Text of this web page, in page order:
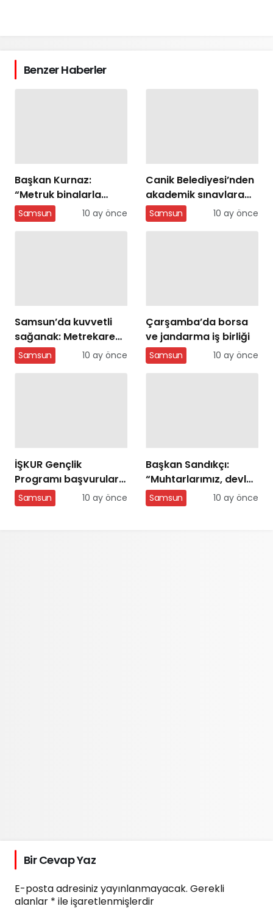
Benzer Haberler
Başkan Kurnaz:
“Metruk binalarla
mücadelemiz
sürecek”
Samsun 10 ay önce
Canik Belediyesi’nden
akademik sınavlara
ücretsiz eğitim
Samsun 10 ay önce
Samsun’da kuvvetli
sağanak: Metrekareye
41,3 kilo yağış düştü
Samsun 10 ay önce
Çarşamba’da borsa
ve jandarma iş birliği
Samsun 10 ay önce
İŞKUR Gençlik
Programı başvuruları
açıldı
Samsun 10 ay önce
Başkan Sandıkçı:
“Muhtarlarımız, devlet
ile milleti birleştiren
gönül elçileridir”
Samsun 10 ay önce
Bir Cevap Yaz
E-posta adresiniz yayınlanmayacak. Gerekli
alanlar * ile işaretlenmişlerdir